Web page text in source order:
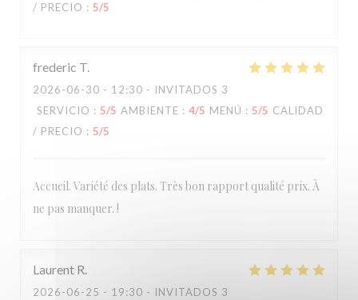
/ PRECIO : 5/5
frederic T
2026-06-30 - 12:30 - INVITADOS 3
SERVICIO : 5/5 AMBIENTE : 4/5 MENÚ : 5/5 CALIDAD
/ PRECIO : 5/5
Accueil. Variété des plats. Très bon rapport qualité prix. À
ne pas manquer. !
Laurent R
2026-06-25 - 19:30 - INVITADOS 3